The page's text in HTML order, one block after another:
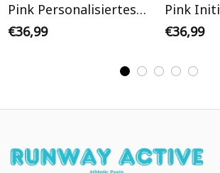
Pink Personalisiertes
Varsity College Jacke
€36,99
Pink
€36,99